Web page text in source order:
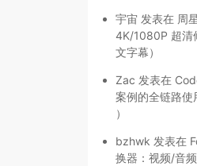
宇宙 发表在 周
4K/1080P 超清
文字幕）
Zac 发表在
案例的全链路使
）
bzhwk 发表在
换器：视频/音